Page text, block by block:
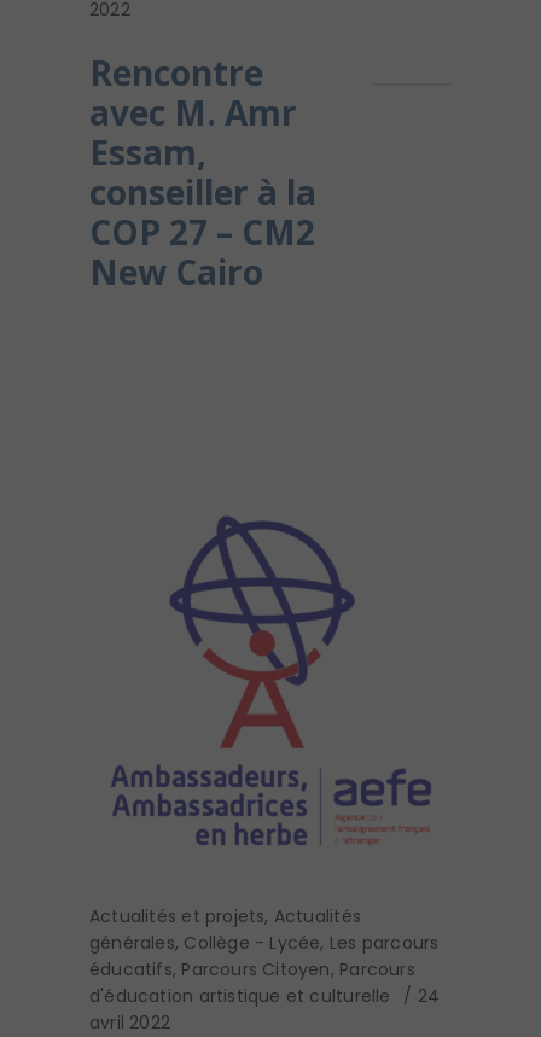
2022
Rencontre
avec M. Amr
Essam,
conseiller à la
COP 27 – CM2
New Cairo
Actualités et projets, Actualités
générales, Collège - Lycée, Les parcours
éducatifs, Parcours Citoyen, Parcours
d'éducation artistique et culturelle
24
avril 2022